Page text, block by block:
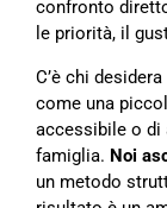
confronto
le priorità, il
C’è chi
come una
accessibile o di
famiglia. Noi
un metodo